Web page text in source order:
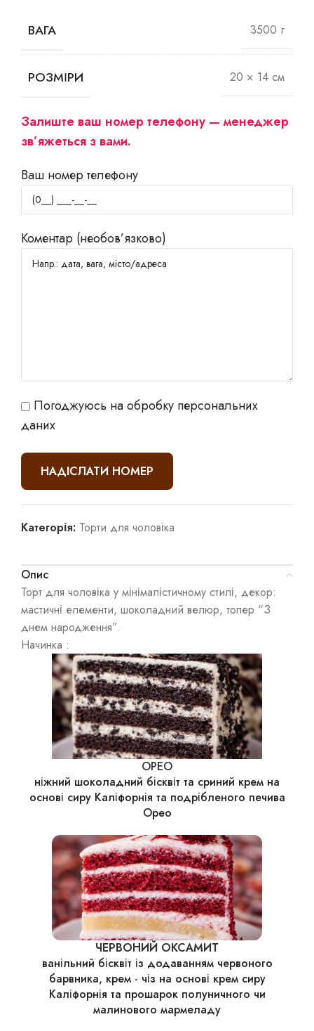
ВАГА 3500 г
РОЗМІРИ 20 × 14 см
Залиште ваш номер телефону — менеджер
зв’яжеться з вами.
Ваш номер телефону
Коментар (необов’язково)
Погоджуюсь на обробку персональних
даних
Категорія: Торти для чоловіка
Опис
Торт для чоловіка у мінімалістичному стилі, декор:
мастичні елементи, шоколадний велюр, топер “З
днем народження”.
Начинка :
ОРЕО
ніжний шоколадний бісквіт та сриний крем на
основі сиру Каліфорнія та подрібленого печива
Орео
ЧЕРВОНИЙ ОКСАМИТ
ванільний бісквіт із додаванням червоного
барвника, крем - чіз на основі крем сиру
Каліфорнія та прошарок полуничного чи
малинового мармеладу